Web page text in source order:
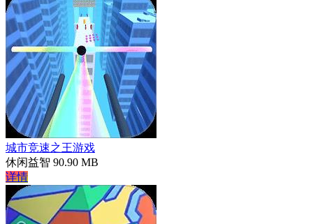
城市竞速之王游戏
休闲益智 90.90 MB
详情